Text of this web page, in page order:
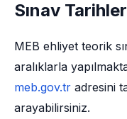
Sınav
MEB ehliyet teorik
aralıklarla
meb.gov.tr adresini
arayabilirsiniz.